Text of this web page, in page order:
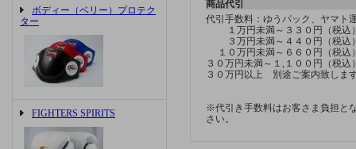
ボディー（ベリー）プロテク
ター
FIGHTERS SPIRITS
商品代引
代引手数料：ゆうパック、ヤマ
１万円未満～３３０円（税込
３万円未満～４４０円（税込
１０万円未満～６６０円（税込
３０万円未満～１,１００円（税込
３０万円以上 別途ご案内致しま
※代引き手数料はお客さま負担と
さい。